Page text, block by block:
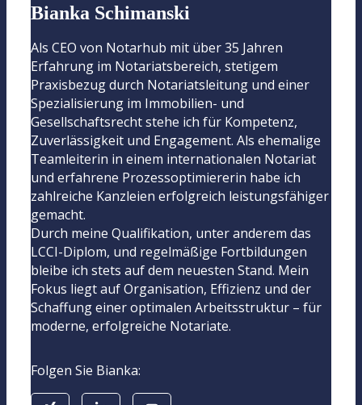
Bianka Schimanski
Als CEO von Notarhub mit über 35 Jahren
Erfahrung im Notariatsbereich, stetigem
Praxisbezug durch Notariatsleitung und einer
Spezialisierung im Immobilien- und
Gesellschaftsrecht stehe ich für Kompetenz,
Zuverlässigkeit und Engagement. Als ehemalige
Teamleiterin in einem internationalen Notariat
und erfahrene Prozessoptimiererin habe ich
zahlreiche Kanzleien erfolgreich leistungsfähiger
gemacht.
Durch meine Qualifikation, unter anderem das
LCCI-Diplom, und regelmäßige Fortbildungen
bleibe ich stets auf dem neuesten Stand. Mein
Fokus liegt auf Organisation, Effizienz und der
Schaffung einer optimalen Arbeitsstruktur – für
moderne, erfolgreiche Notariate.
Folgen Sie Bianka: